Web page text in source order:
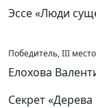
Эссе «Люди
Победитель, III место
Елохова
Секрет